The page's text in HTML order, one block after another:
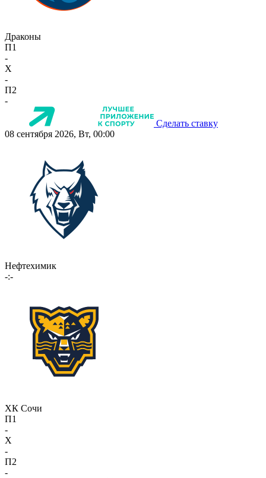
Драконы
П1
-
X
-
П2
-
Сделать ставку
08 сентября 2026, Вт, 00:00
Нефтехимик
-:-
ХК Сочи
П1
-
X
-
П2
-